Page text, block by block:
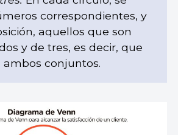
correspondientes, y
aquellos que son
y de tres, es decir, que
conjuntos.